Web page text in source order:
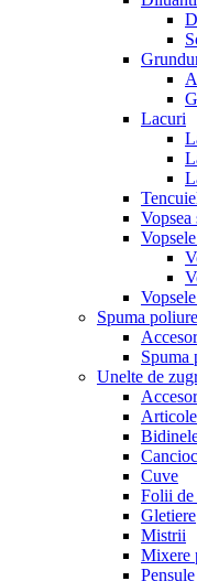
Lacuri
Vopsea
Spuma
Spuma
Unelte de
Cancioc
Cuve
Folii de
Gletiere
Mistrii
Mixere
Pensule